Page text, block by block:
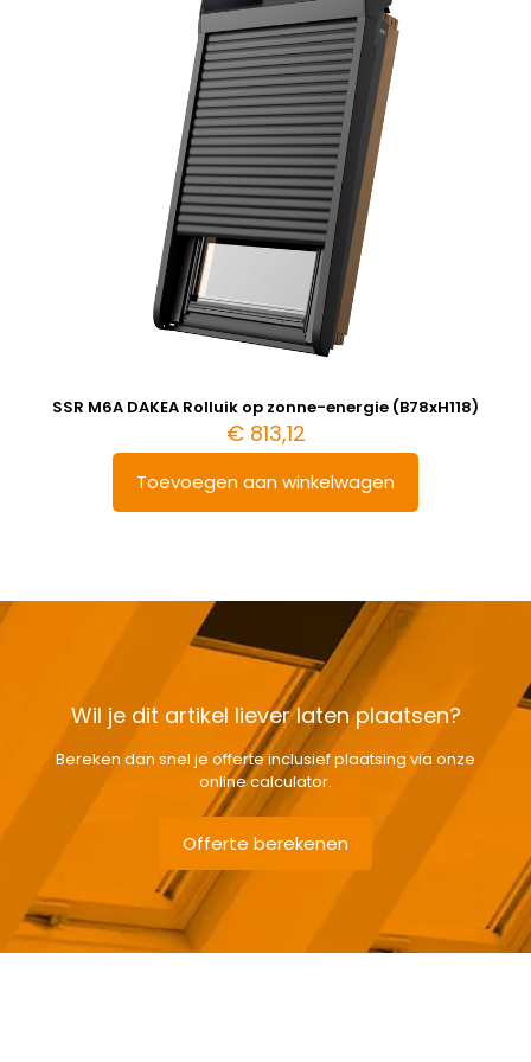
SSR M6A DAKEA Rolluik op zonne-energie (B78xH118)
€813,12
Toevoegen aan winkelwagen
Wil je dit artikel liever laten plaatsen?
Bereken dan snel je offerte inclusief plaatsing via onze
online calculator.
Offerte berekenen